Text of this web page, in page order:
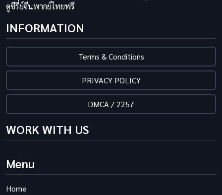
ดูซีรี่ย์จีนพากย์ไทยฟรี
INFORMATION
Terms & Conditions
PRIVACY POLICY
DMCA / 2257
WORK WITH US
Menu
Home